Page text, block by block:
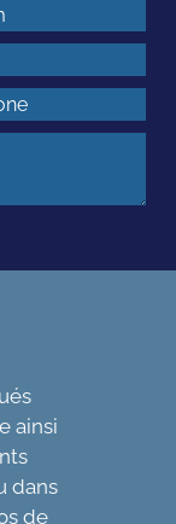
ainsi
dans
de